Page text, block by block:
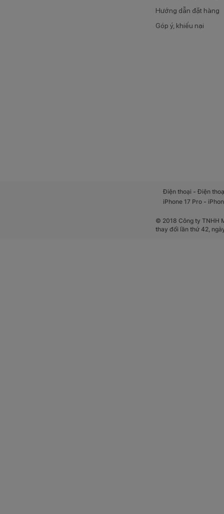
Hướng dẫn đặt hàng
Góp ý, khiếu nại
Điện thoại -Điện
iPhone 17 Pro -
© 2018 Công ty TNHH
thay đổi lần thứ 42,